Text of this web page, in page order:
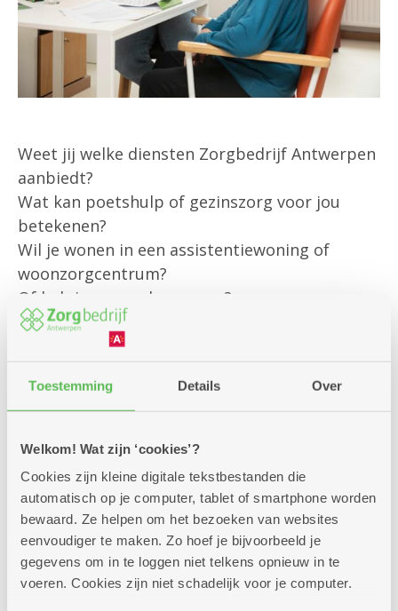
Toestemming Details Over
Welkom! Wat zijn ‘cookies’?
Cookies zijn kleine digitale tekstbestanden die
automatisch op je computer, tablet of smartphone worden
bewaard. Ze helpen om het bezoeken van websites
eenvoudiger te maken. Zo hoef je bijvoorbeeld je
gegevens om in te loggen niet telkens opnieuw in te
voeren. Cookies zijn niet schadelijk voor je computer.
Weet jij welke diensten Zorgbedrijf Antwerpen
aanbiedt?
Wat kan poetshulp of gezinszorg voor jou
betekenen?
Wil je wonen in een assistentiewoning of
woonzorgcentrum?
Of heb je een andere vraag?
Onze klantenbegeleider is er om jou
persoonlijk te helpen met al jouw vragen rond
bestaande diensten
en om je te informeren over alle
mogelijkheden die we aanbieden.
Kom gerust langs – we helpen je graag verder!
Zitdagen klantendienst